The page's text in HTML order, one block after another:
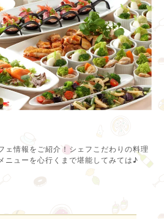
ェ情報をご紹介！シェフこだわりの料理
ニューを心行くまで堪能してみては♪